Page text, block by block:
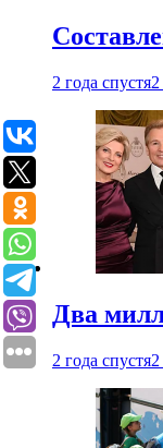
2 года спустя
Два
2 года спустя